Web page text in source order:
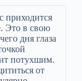
приходится
Это в свою
дня глаза
потухшим.
от